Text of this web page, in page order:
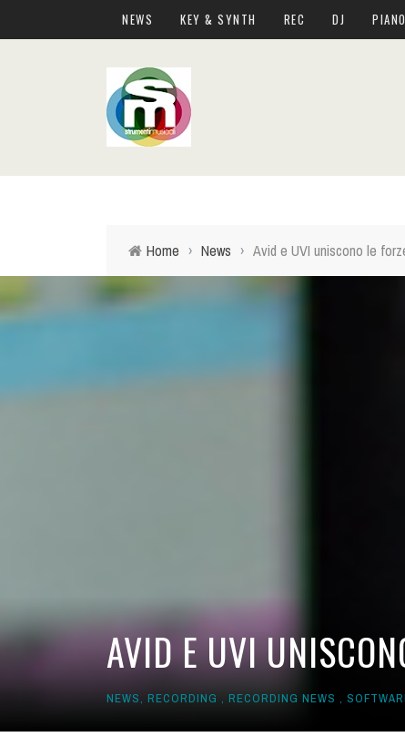
NEWS KEY & SYNTH REC DJ
Home › News › Avid e UVI uniscono le
AVID E UVI
NEWS, RECORDING , RECORDING NEWS ,